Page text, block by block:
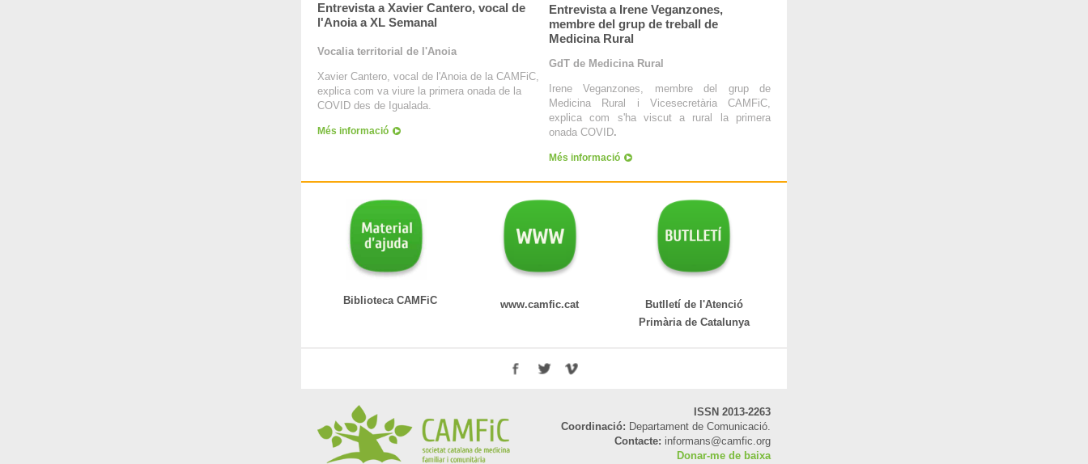
Entrevista a Xavier Cantero, vocal de
l'Anoia a XL Semanal
Vocalia territorial de l'Anoia
Xavier Cantero, vocal de l'Anoia de la CAMFiC,
explica com va viure la primera onada de la
COVID des de Igualada.
Més informació
Entrevista a Irene Veganzones,
membre del grup de treball de
Medicina Rural
GdT de Medicina Rural
Irene Veganzones, membre del grup de
Medicina Rural i Vicesecretària CAMFiC,
explica com s'ha viscut a rural la primera
onada COVID.
Més informació
Biblioteca CAMFiC www.camfic.cat
Butlletí de l'Atenció
Primària de Catalunya
ISSN 2013-2263
Coordinació: Departament de Comunicació.
Contacte: informans@camfic.org
Donar-me de baixa